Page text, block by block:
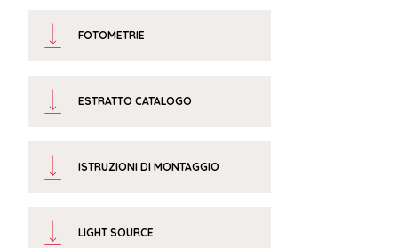
FOTOMETRIE
ESTRATTO CATALOGO
ISTRUZIONI DI MONTAGGIO
LIGHT SOURCE